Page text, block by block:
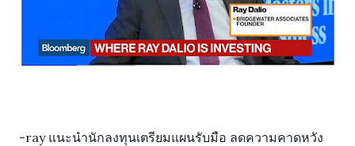
-ray แนะนำนักลงทุนเตรียมแผนรับมือ ลดความคาดหวัง